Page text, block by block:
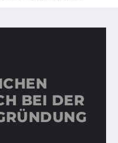
BEI DER